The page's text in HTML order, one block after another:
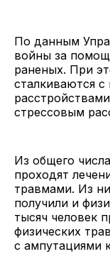
По данным
войны за
раненых. При
сталкиваются с
стрессовым
Из общего
проходят
травмами. Из
получили и
тысяч человек
физических
с ампутациями